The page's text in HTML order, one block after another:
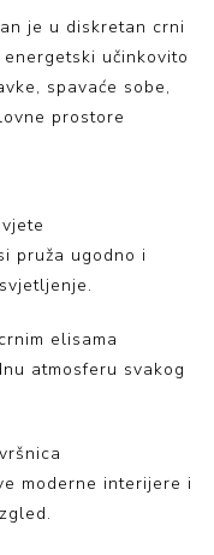
je u diskretan crni
učinkovito
spavaće sobe,
prostore
pruža ugodno i
elisama
atmosferu svakog
moderne interijere i